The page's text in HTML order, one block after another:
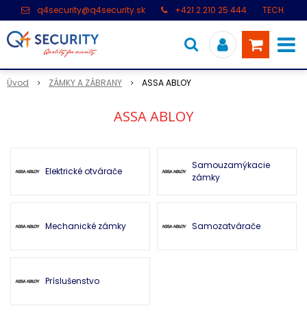
q4security@q4security.sk +421 2 210 25 444
TECH.
Úvod ZÁMKY A ZÁBRANY ASSA ABLOY
ASSA ABLOY
Elektrické otvárače
Samouzamýkacie
zámky
Mechanické zámky Samozatvárače
Príslušenstvo